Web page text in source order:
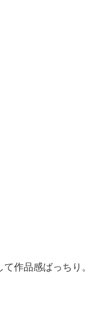
作品感ばっちり。